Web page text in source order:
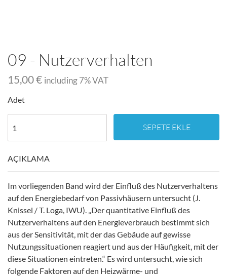
09 - Nutzerverhalten
15,00 € including 7% VAT
Adet
SEPETE EKLE
AÇIKLAMA
Im vorliegenden Band wird der Einfluß des Nutzerverhaltens
auf den Energiebedarf von Passivhäusern untersucht (J.
Knissel / T. Loga, IWU). „Der quantitative Einfluß des
Nutzerverhaltens auf den Energieverbrauch bestimmt sich
aus der Sensitivität, mit der das Gebäude auf gewisse
Nutzungssituationen reagiert und aus der Häufigkeit, mit der
diese Situationen eintreten.“ Es wird untersucht, wie sich
folgende Faktoren auf den Heizwärme- und